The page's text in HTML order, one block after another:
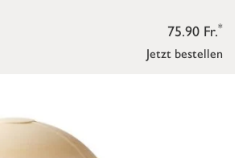
Jetzt bestellen
75.90 Fr.*